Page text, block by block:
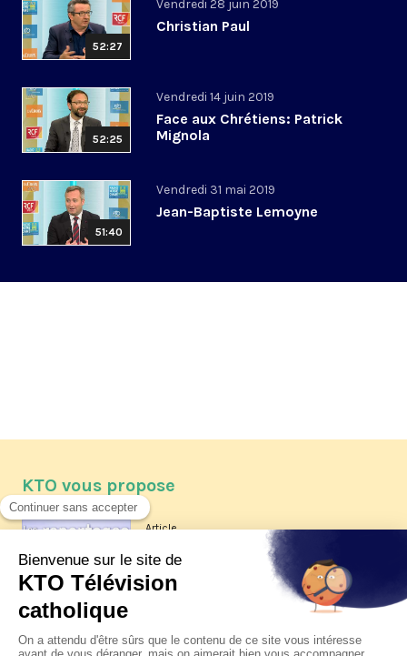
52:27
Vendredi 28 juin 2019
Christian Paul
52:25
Vendredi 14 juin 2019
Face aux Chrétiens: Patrick
Mignola
51:40
Vendredi 31 mai 2019
Jean-Baptiste Lemoyne
KTO vous propose
Article
Les reportages d'été 2026 de KTO
La visite pastorale du pape Léon
XIV à Assise à suivre sur KTO le